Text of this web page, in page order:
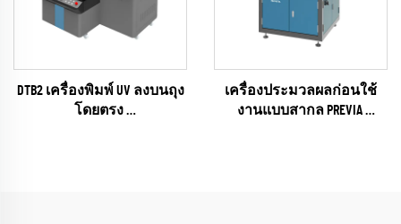
DTB2 เครื่องพิมพ์ UV ลงบนถุง
โดยตรง
เครื่องประมวลผลก่อนใช้
งานแบบสากล PREVIA